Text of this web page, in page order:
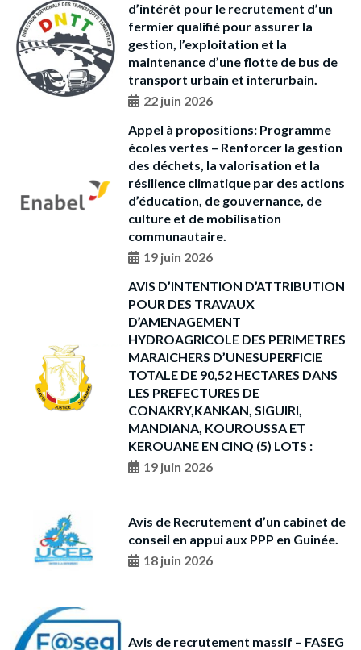
d’intérêt pour le recrutement d’un
fermier qualifié pour assurer la
gestion, l’exploitation et la
maintenance d’une flotte de bus de
transport urbain et interurbain.
22 juin 2026
Appel à propositions: Programme
écoles vertes – Renforcer la gestion
des déchets, la valorisation et la
résilience climatique par des actions
d’éducation, de gouvernance, de
culture et de mobilisation
communautaire.
19 juin 2026
AVIS D’INTENTION D’ATTRIBUTION
POUR DES TRAVAUX
D’AMENAGEMENT
HYDROAGRICOLE DES PERIMETRES
MARAICHERS D’UNESUPERFICIE
TOTALE DE 90,52 HECTARES DANS
LES PREFECTURES DE
CONAKRY,KANKAN, SIGUIRI,
MANDIANA, KOUROUSSA ET
KEROUANE EN CINQ (5) LOTS :
19 juin 2026
Avis de Recrutement d’un cabinet de
conseil en appui aux PPP en Guinée.
18 juin 2026
Avis de recrutement massif – FASEG